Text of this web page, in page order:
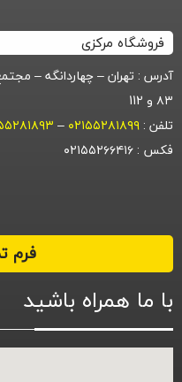
فروشگاه مرکزی
آدرس : تهران – چهاردانگه –
۸۳ و 112
تلفن : ۰۲۱۵۵۲۸۱۸۹۹ –
فکس : ۰۲۱۵۵۲۶۶۴۱۶
فرم
با ما همراه باشید